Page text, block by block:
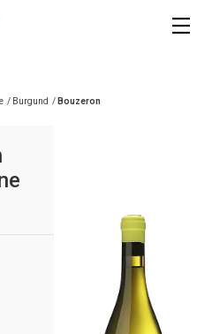
/ Burgund / Bouzeron